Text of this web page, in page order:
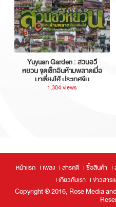
Yuyuan Garden : สวนอวี้
หยวน จุดเช็กอินห้ามพลาดเมื่อ
มาเซี่ยงไฮ้ ประเทศจีน
1,304 views
หน้าแรก เพลง สารคดี ซื้อสินค้า
เกี่ยวกับเรา
ข่าวสาร
Copyright ® 2016, Rose Media